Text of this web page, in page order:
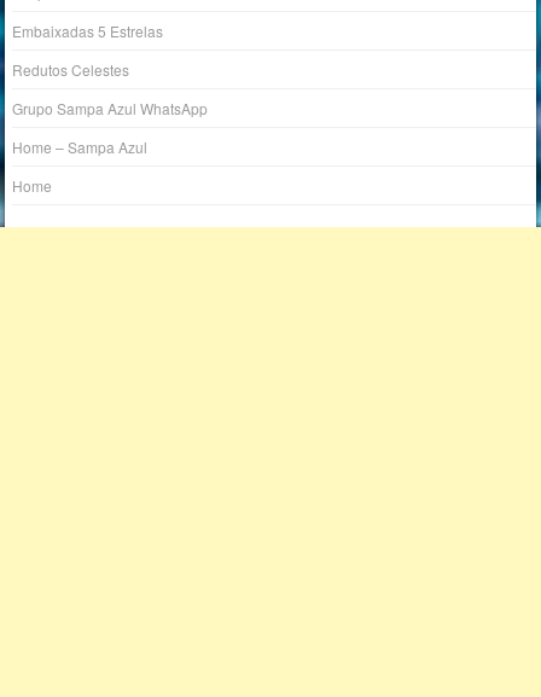
Embaixadas 5 Estrelas
Redutos Celestes
Grupo Sampa Azul WhatsApp
Home – Sampa Azul
Home